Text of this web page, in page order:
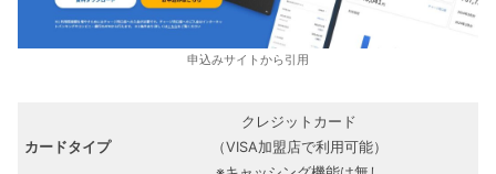
申込みサイトから引用
カードタイプ
クレジットカード
（VISA加盟店で利用可能）